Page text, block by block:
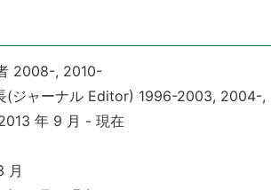
2008-, 2010-
(ジャーナル Editor) 1996-2003, 2004-
年 9 月 - 現在
月